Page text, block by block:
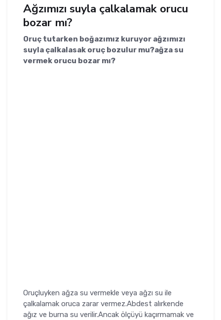
Ağzımızı suyla çalkalamak orucu
bozar mı?
Oruç tutarken boğazımız kuruyor ağzımızı
suyla çalkalasak oruç bozulur mu?ağza su
vermek orucu bozar mı?
Oruçluyken ağza su vermekle veya ağzı su ile
çalkalamak oruca zarar vermez.Abdest alırkende
ağız ve burna su verilir.Ancak ölçüyü kaçırmamak ve